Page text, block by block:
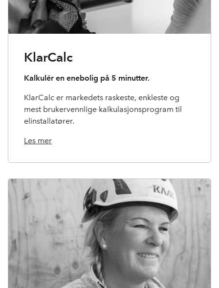
KlarCalc
Kalkulér en enebolig på 5 minutter.
KlarCalc er markedets raskeste, enkleste og
mest brukervennlige kalkulasjonsprogram til
elinstallatører.
Les mer